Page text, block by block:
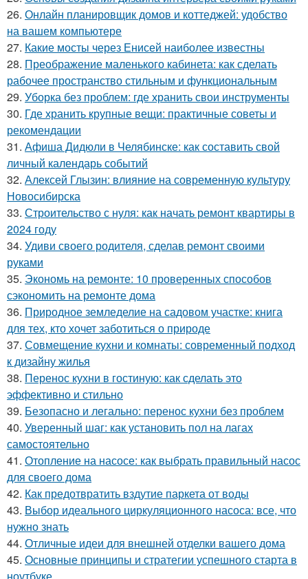
26. Онлайн планировщик домов и коттеджей: удобство
на вашем компьютере
27. Какие мосты через Енисей наиболее известны
28. Преображение маленького кабинета: как сделать
рабочее пространство стильным и функциональным
29. Уборка без проблем: где хранить свои инструменты
30. Где хранить крупные вещи: практичные советы и
рекомендации
31. Афиша Дидюли в Челябинске: как составить свой
личный календарь событий
32. Алексей Глызин: влияние на современную культуру
Новосибирска
33. Строительство с нуля: как начать ремонт квартиры в
2024 году
34. Удиви своего родителя, сделав ремонт своими
руками
35. Экономь на ремонте: 10 проверенных способов
сэкономить на ремонте дома
36. Природное земледелие на садовом участке: книга
для тех, кто хочет заботиться о природе
37. Совмещение кухни и комнаты: современный подход
к дизайну жилья
38. Перенос кухни в гостиную: как сделать это
эффективно и стильно
39. Безопасно и легально: перенос кухни без проблем
40. Уверенный шаг: как установить пол на лагах
самостоятельно
41. Отопление на насосе: как выбрать правильный насос
для своего дома
42. Как предотвратить вздутие паркета от воды
43. Выбор идеального циркуляционного насоса: все, что
нужно знать
44. Отличные идеи для внешней отделки вашего дома
45. Основные принципы и стратегии успешного старта в